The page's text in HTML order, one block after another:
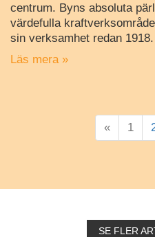
centrum. Byns absoluta
värdefulla
sin verksamhet redan 1918.
Läs mera »
« 1
SE FLER